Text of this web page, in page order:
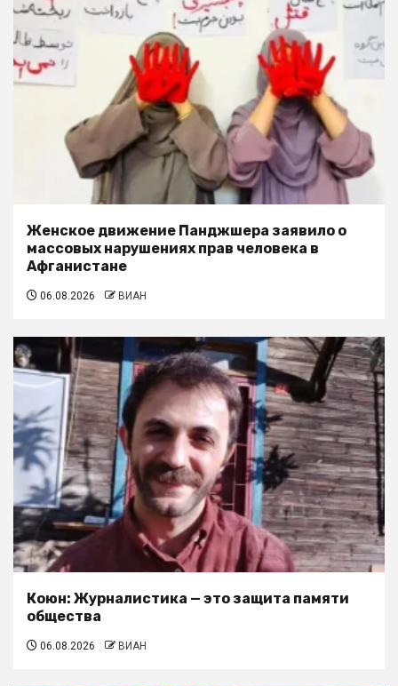
Женское движение Панджшера заявило о
массовых нарушениях прав человека в
Афганистане
06.08.2026 ВИАН
Коюн: Журналистика — это защита памяти
общества
06.08.2026 ВИАН